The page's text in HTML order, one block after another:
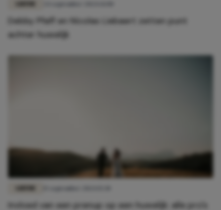
Debby Pfaff en Nicolas Liebaert zetten punt
achter huwelijk
Invloed van een prenup op een huwelijk: alle pro's